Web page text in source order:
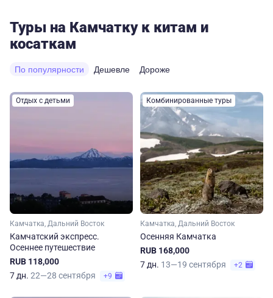
Туры на Камчатку к китам и
косаткам
По популярности Дешевле Дороже
Отдых с детьми
Камчатка, Дальний Восток
Камчатский экспресс.
Осеннее путешествие
RUB 118,000
7 дн. 22—28 сентября +9
Комбинированные туры
Камчатка, Дальний Восток
Осенняя Камчатка
RUB 168,000
7 дн. 13—19 сентября +2